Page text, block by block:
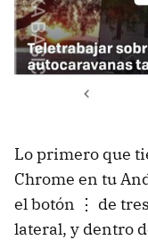
Lo primero que
Chrome en tu
el botón ⋮ de
lateral, y dentro